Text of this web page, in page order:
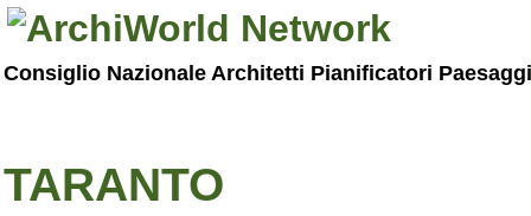
Consiglio Nazionale Architetti Pianificatori
TARANTO